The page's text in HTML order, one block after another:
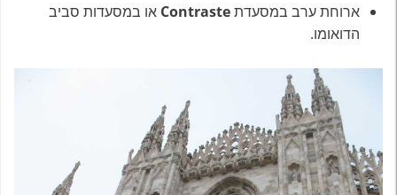
ארוחת ערב במסעדתContraste או במסעדות סביב
הדואומו.